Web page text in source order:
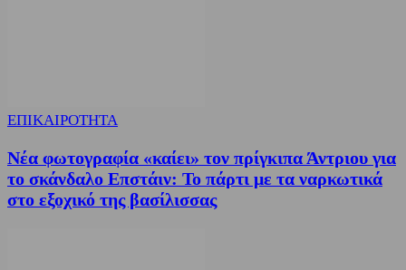
ΕΠΙΚΑΙΡΟΤΗΤΑ
Νέα φωτογραφία «καίει» τον πρίγκιπα Άντριου για
το σκάνδαλο Επστάιν: Το πάρτι με τα ναρκωτικά
στο εξοχικό της βασίλισσας